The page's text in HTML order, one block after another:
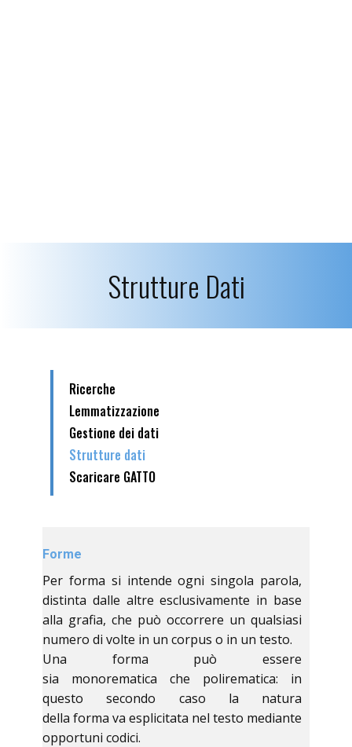
Strutture Dati
Ricerche
Lemmatizzazione
Gestione dei dati
Strutture dati
Scaricare GATTO
Forme
Per forma si intende ogni singola parola,
distinta dalle altre esclusivamente in base
alla grafia, che può occorrere un qualsiasi
numero di volte in un corpus o in un testo.
Una forma può essere
sia monorematica che polirematica: in
questo secondo caso la natura
della forma va esplicitata nel testo mediante
opportuni codici.